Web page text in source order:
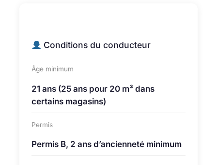
Conditions du conducteur
Âge minimum
21 ans (25 ans pour 20 m³ dans
certains magasins)
Permis
Permis B, 2 ans d’ancienneté minimum